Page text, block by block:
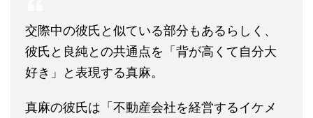
交際中の彼氏と似ている部分もあるらしく、
彼氏と良純との共通点を「背が高くて自分大
好き」と表現する真麻。
真麻の彼氏は「不動産会社を経営するイケメ